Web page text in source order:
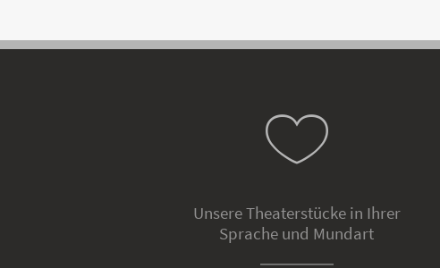
Unsere Theaterstücke in Ihrer
Sprache und Mundart